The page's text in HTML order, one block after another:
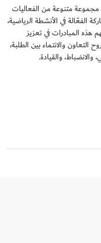
متنوعة من الفعاليات
الفعّالة في الأنشطة الرياضية،
هذه المبادرات في تعزيز
التعاون والانتماء بين الطلبة،
والقيادة.